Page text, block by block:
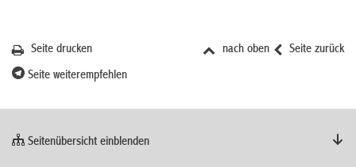
Seite zurück
nach oben
Seite drucken
Seite weiterempfehlen
Seitenübersicht einblenden